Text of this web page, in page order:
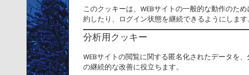
このクッキーは、WEBサイトの一般的な動作のた
約したり、ログイン状態を継続できるようにします
分析用クッキー
WEBサイトの閲覧に関する匿名化されたデータを
の継続的な改善に役立ちます。